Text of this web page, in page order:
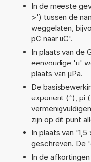
In de meeste
>') tussen de
weggelaten,
pC naar uC'.
In plaats van de
eenvoudige 'u'
plaats van µPa.
De
exponent (^), pi
zijn op dit punt
In plaats van '1,5
geschreven. De
In de